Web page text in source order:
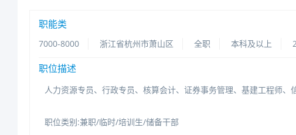
职能类
7000-8000 浙江省杭州市萧山区 全职 本科及以上
职位描述
人力资源专员、行政专员、核算会计、证券事务管理、基建工程师、
职位类别:兼职/临时/培训生/储备干部